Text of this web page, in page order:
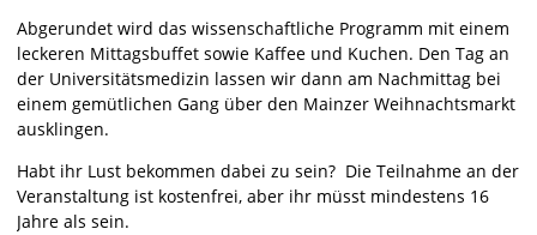
Abgerundet wird das wissenschaftliche Programm mit einem
leckeren Mittagsbuffet sowie Kaffee und Kuchen. Den Tag an
der Universitätsmedizin lassen wir dann am Nachmittag bei
einem gemütlichen Gang über den Mainzer Weihnachtsmarkt
ausklingen.
Habt ihr Lust bekommen dabei zu sein? Die Teilnahme an der
Veranstaltung ist kostenfrei, aber ihr müsst mindestens 16
Jahre als sein.